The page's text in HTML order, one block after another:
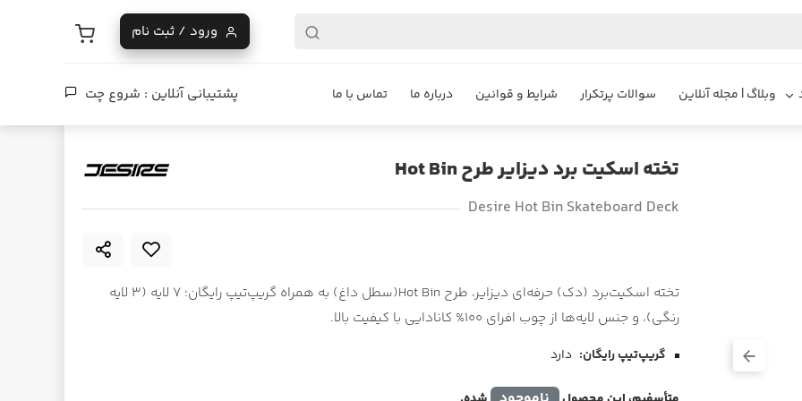
ورود / ثبت نام
وبلاگ | مجله آنلاین سوالات پرتکرار شرایط و قوانین درباره ما تماس با ما پشتیبانی آنلاین : شروع چت
تخته اسکیت برد دیزایر طرح Hot Bin
Desire Hot Bin Skateboard Deck
تخته اسکیت‌برد (دک) حرفه‌ای دیزایر، طرح Hot Bin(سطل داغ) به همراه گریپ‌تیپ رایگان؛ ۷ لایه (۳ لایه
رنگی)، و جنس لایه‌ها از چوب افرای 100% کانادایی با کیفیت بالا.
گریپ‌تیپ رایگان: دارد